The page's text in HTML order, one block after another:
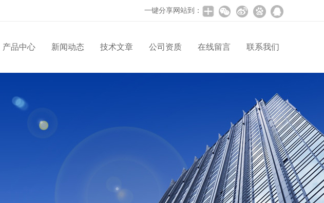
一键分享网站到：
产品中心 新闻动态 技术文章 公司资质 在线留言 联系我们